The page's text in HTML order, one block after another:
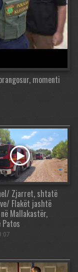
momenti
Zjarret, shtatë
Flakët jashtë
Mallakastër,
Patos